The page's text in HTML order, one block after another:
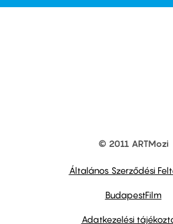
© 2011 ARTMozi
Általános Szerződési
BudapestFilm
Adatkezelési